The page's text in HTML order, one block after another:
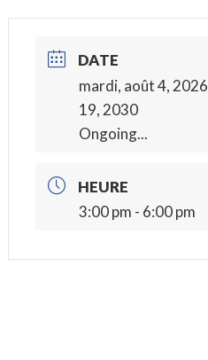
DATE
mardi, août 4, 2026
19, 2030
Ongoing...
HEURE
3:00 pm - 6:00 pm